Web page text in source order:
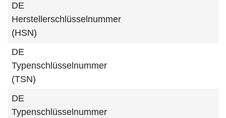
DE
Herstellerschlüsselnummer
(HSN)
DE
Typenschlüsselnummer
(TSN)
DE
Typenschlüsselnummer